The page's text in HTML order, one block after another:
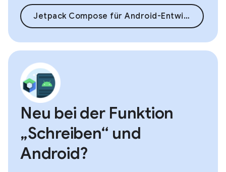
Jetpack Compose für Android-Entwickler
Neu bei der Funktion
„Schreiben“ und
Android?